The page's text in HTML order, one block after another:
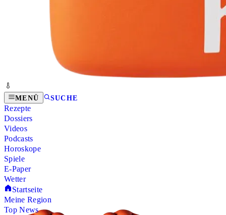
MENÜ SUCHE
Rezepte
Dossiers
Videos
Podcasts
Horoskope
Spiele
E-Paper
Wetter
Startseite
Meine Region
Top News